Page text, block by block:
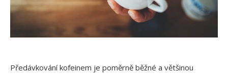
Předávkování kofeinem je poměrně běžné a většinou